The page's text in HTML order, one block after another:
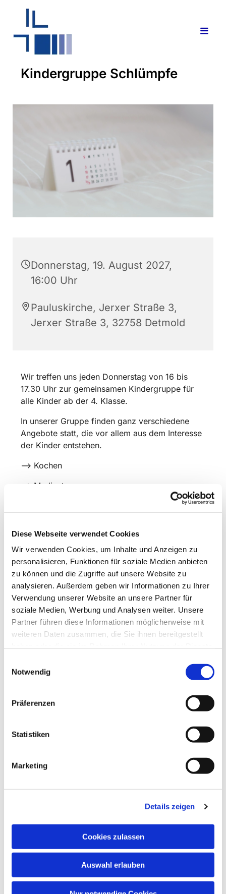
Diese Webseite verwendet Cookies
Wir verwenden Cookies, um Inhalte und Anzeigen zu
personalisieren, Funktionen für soziale Medien anbieten
zu können und die Zugriffe auf unsere Website zu
analysieren. Außerdem geben wir Informationen zu Ihrer
Verwendung unserer Website an unsere Partner für
soziale Medien, Werbung und Analysen weiter. Unsere
Partner führen diese Informationen möglicherweise mit
weiteren Daten zusammen, die Sie ihnen bereitgestellt
Notwendig
Präferenzen
Statistiken
Marketing
Details zeigen
Cookies zulassen
Auswahl erlauben
Kindergruppe Schlümpfe
Donnerstag, 19. August 2027,
16:00 Uhr
Pauluskirche, Jerxer Straße 3,
Jerxer Straße 3, 32758 Detmold
Wir treffen uns jeden Donnerstag von 16 bis
17.30 Uhr zur gemeinsamen Kindergruppe für
alle Kinder ab der 4. Klasse.
In unserer Gruppe finden ganz verschiedene
Angebote statt, die vor allem aus dem Interesse
der Kinder entstehen.
--> Kochen
--> Medientage
Dies könnte Sie auch